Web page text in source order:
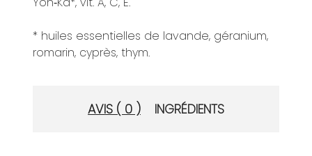
* huiles essentielles de lavande, géranium,
romarin, cyprès, thym.
AVIS ( 0 ) INGRÉDIENTS